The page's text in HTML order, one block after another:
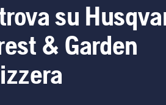
su
& Garden